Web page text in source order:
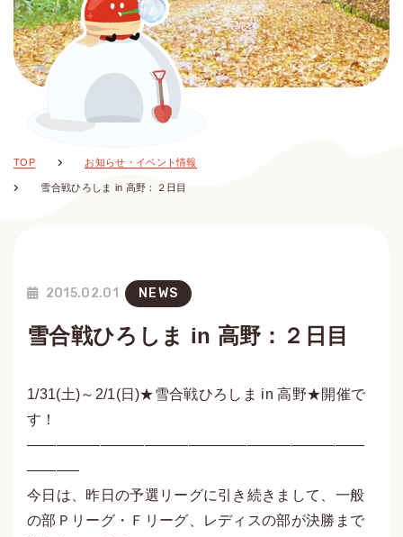
TOP お知らせ・イベント情報
雪合戦ひろしま in 高野：２日目
2015.02.01 NEWS
雪合戦ひろしま in 高野：２日目
1/31(土)～2/1(日)★雪合戦ひろしま in 高野★開催で
す！
———————————————————————
———–
今日は、昨日の予選リーグに引き続きまして、一般
の部Ｐリーグ・Ｆリーグ、レディスの部が決勝まで